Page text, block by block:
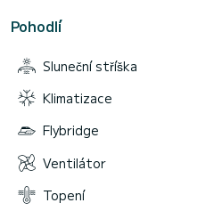
Pohodlí
Sluneční stříška
Klimatizace
Flybridge
Ventilátor
Topení